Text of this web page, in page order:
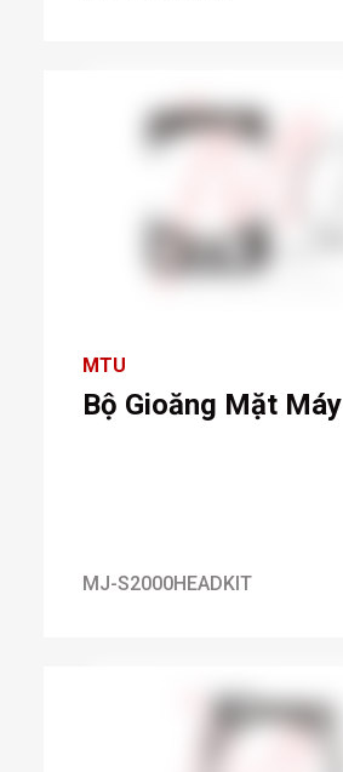
MTU
Bộ Gioăng Mặt Máy
MJ-S2000HEADKIT